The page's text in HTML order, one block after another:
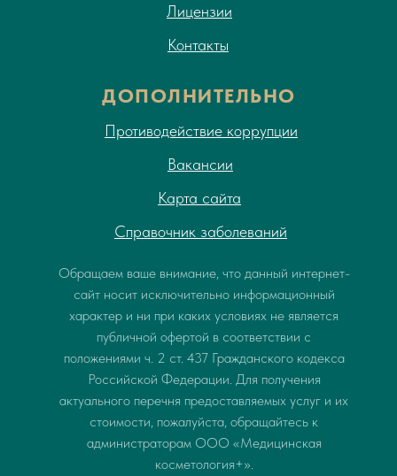
ДОПОЛНИТЕЛЬНО
Лицензии
Контакты
Вакансии
Карта сайта
Справочник заболеваний
Противодействие коррупции
Обращаем ваше внимание, что данный интернет-
сайт носит исключительно информационный
характер и ни при каких условиях не является
публичной офертой в соответствии с
положениями ч. 2 ст. 437 Гражданского кодекса
Российской Федерации. Для получения
актуального перечня предоставляемых услуг и их
стоимости, пожалуйста, обращайтесь к
администраторам ООО «Медицинская
косметология+».